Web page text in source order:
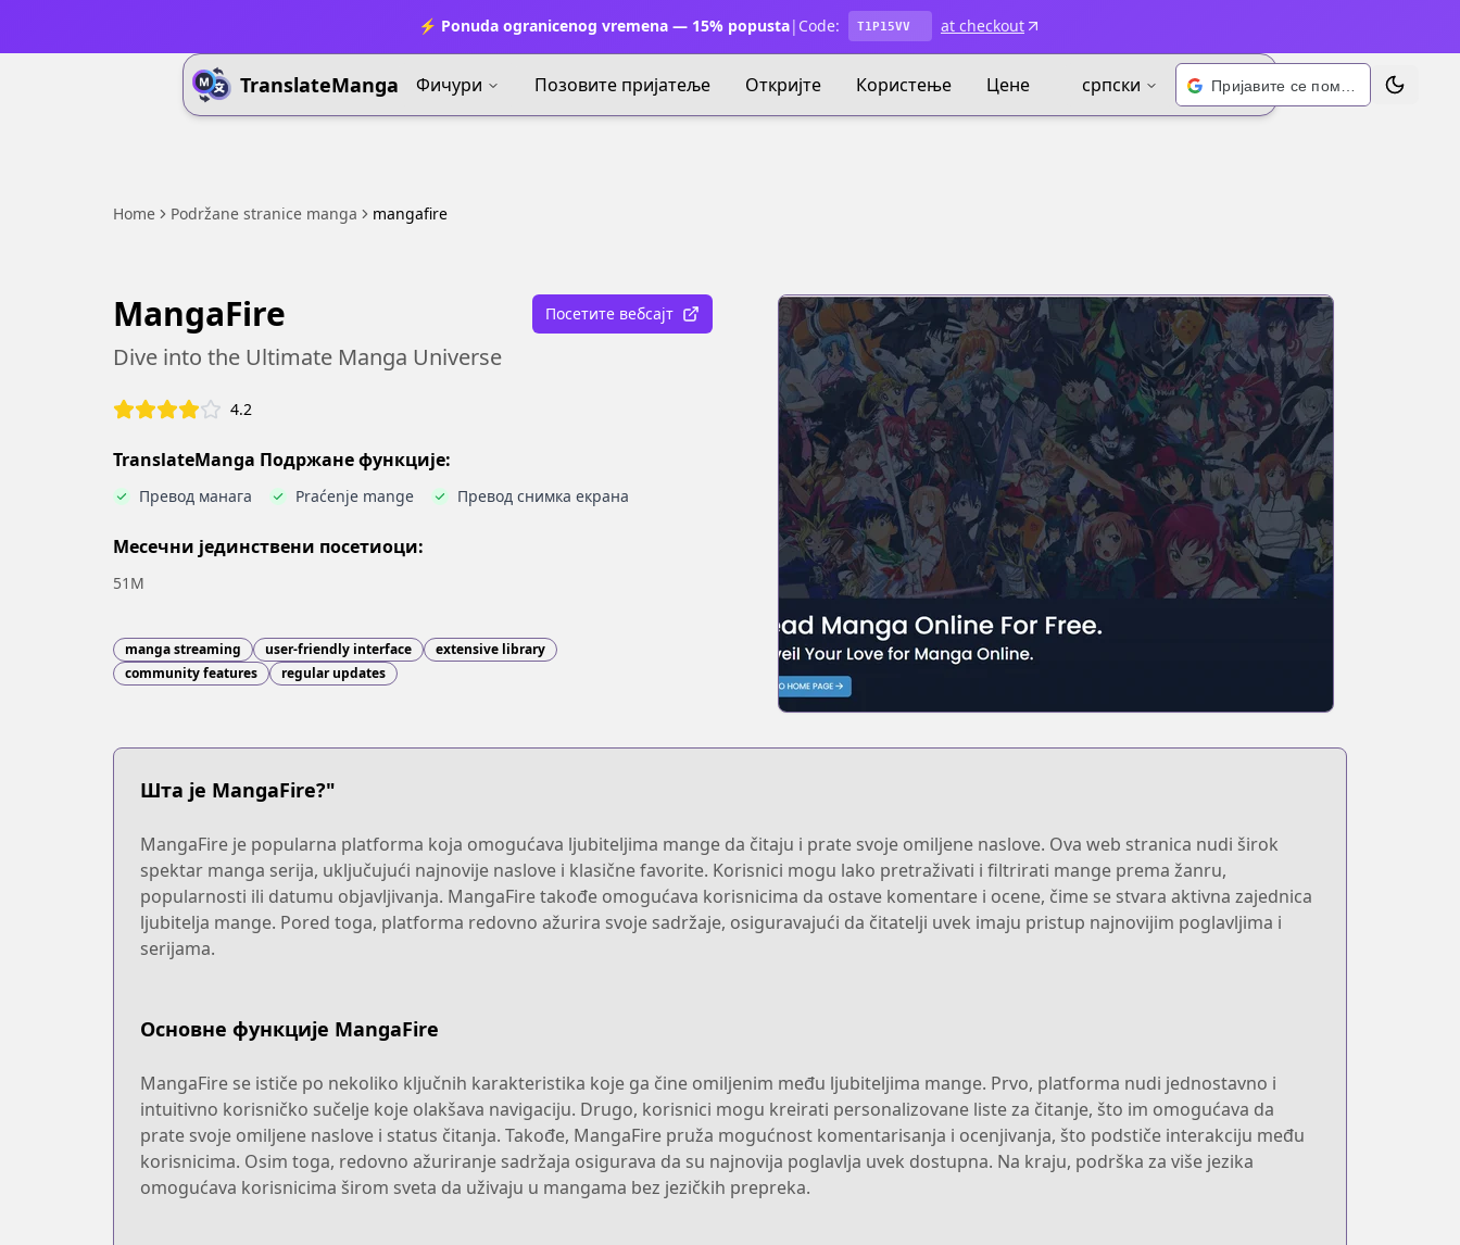
⚡ Ponuda ogranicenog vremena — 15% popusta| Code: T1P15VV at checkout
TranslateManga Фичури Позовите пријатеље Откријте Користење Цене српски Промени
Home Podržane stranice manga mangafire
MangaFire Посетите вебсајт
Dive into the Ultimate Manga Universe
4.2
TranslateManga Подржане функције:
Превод манага Praćenje mange Превод снимка екрана
Месечни јединствени посетиоци:
51M
manga streaming user-friendly interface
extensive library
community features
regular updates
Шта је MangaFire?"
MangaFire je popularna platforma koja omogućava ljubiteljima mange da čitaju i prate svoje omiljene naslove. Ova web stranica nudi širok
spektar manga serija, uključujući najnovije naslove i klasične favorite. Korisnici mogu lako pretraživati i filtrirati mange prema žanru,
popularnosti ili datumu objavljivanja. MangaFire takođe omogućava korisnicima da ostave komentare i ocene, čime se stvara aktivna zajednica
ljubitelja mange. Pored toga, platforma redovno ažurira svoje sadržaje, osiguravajući da čitatelji uvek imaju pristup najnovijim poglavljima i
serijama.
Основне функције MangaFire
MangaFire se ističe po nekoliko ključnih karakteristika koje ga čine omiljenim među ljubiteljima mange. Prvo, platforma nudi jednostavno i
intuitivno korisničko sučelje koje olakšava navigaciju. Drugo, korisnici mogu kreirati personalizovane liste za čitanje, što im omogućava da
prate svoje omiljene naslove i status čitanja. Takođe, MangaFire pruža mogućnost komentarisanja i ocenjivanja, što podstiče interakciju među
korisnicima. Osim toga, redovno ažuriranje sadržaja osigurava da su najnovija poglavlja uvek dostupna. Na kraju, podrška za više jezika
omogućava korisnicima širom sveta da uživaju u mangama bez jezičkih prepreka.